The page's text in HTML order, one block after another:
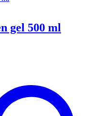
gel 500 ml